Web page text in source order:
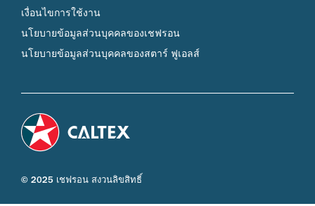
เงื่อนไขการใช้งาน
นโยบายข้อมูลส่วนบุคคลของเชฟรอน
นโยบายข้อมูลส่วนบุคคลของสตาร์ ฟูเอลส์
© 2025 เชฟรอน สงวนลิขสิทธิ์